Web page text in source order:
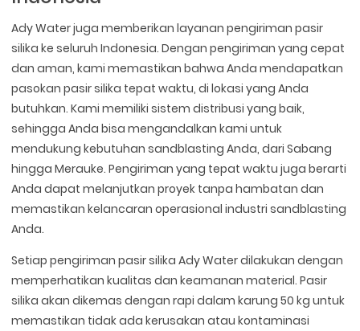
Ady Water juga memberikan layanan pengiriman pasir
silika ke seluruh Indonesia. Dengan pengiriman yang cepat
dan aman, kami memastikan bahwa Anda mendapatkan
pasokan pasir silika tepat waktu, di lokasi yang Anda
butuhkan. Kami memiliki sistem distribusi yang baik,
sehingga Anda bisa mengandalkan kami untuk
mendukung kebutuhan sandblasting Anda, dari Sabang
hingga Merauke. Pengiriman yang tepat waktu juga berarti
Anda dapat melanjutkan proyek tanpa hambatan dan
memastikan kelancaran operasional industri sandblasting
Anda.
Setiap pengiriman pasir silika Ady Water dilakukan dengan
memperhatikan kualitas dan keamanan material. Pasir
silika akan dikemas dengan rapi dalam karung 50 kg untuk
memastikan tidak ada kerusakan atau kontaminasi